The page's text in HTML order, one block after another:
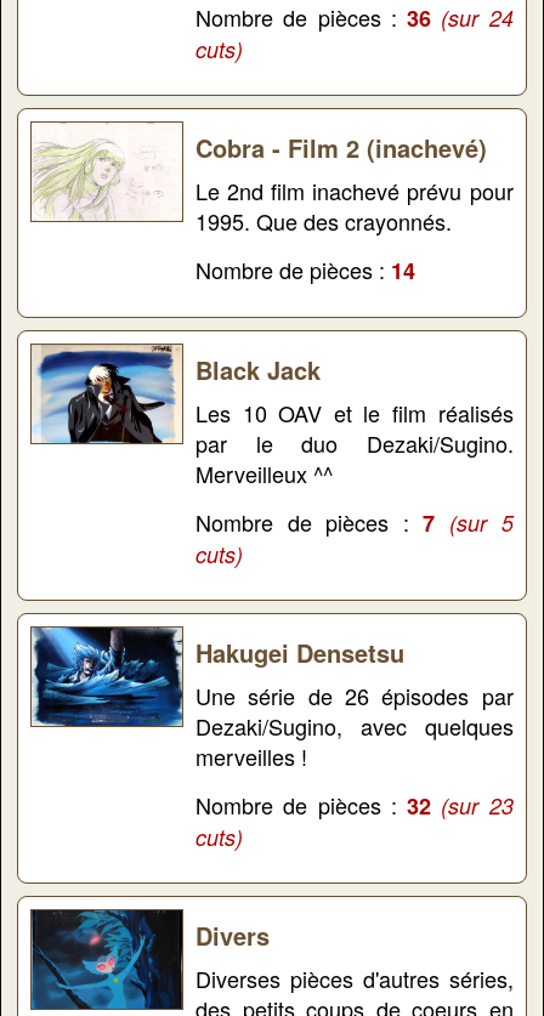
Nombre de pièces :36 (sur 24
cuts)
Cobra - Film 2 (inachevé)
Le 2nd film inachevé prévu pour
1995. Que des crayonnés.
Nombre de pièces : 14
Black Jack
Les 10 OAV et le film réalisés
par le duo Dezaki/Sugino.
Merveilleux ^^
Nombre de pièces :7 (sur 5
cuts)
Hakugei Densetsu
Une série de 26 épisodes par
Dezaki/Sugino, avec quelques
merveilles !
Nombre de pièces :32 (sur 23
cuts)
Divers
Diverses pièces d'autres séries,
des petits coups de coeurs en